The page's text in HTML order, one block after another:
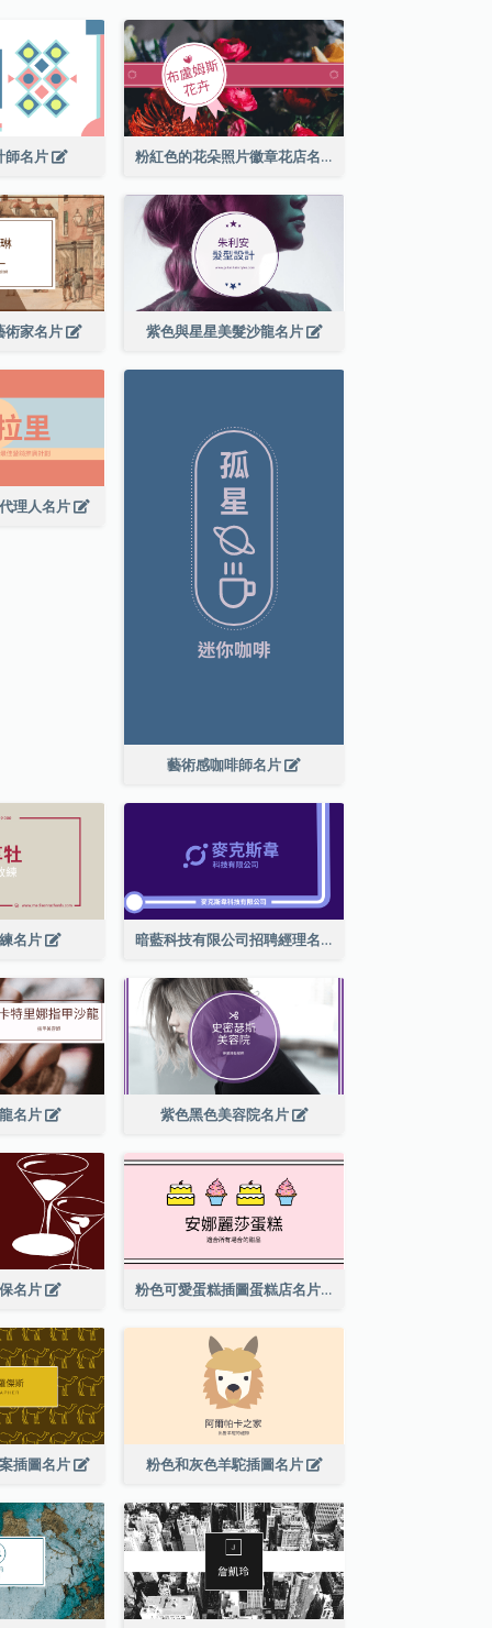
師名片 粉紅色的花朵照片徽章花店名片
術家名片 紫色與星星美髮沙龍名片
理人名片
藝術感咖啡師名片
名片 暗藍科技有限公司招聘經理名片
名片 紫色黑色美容院名片
名片 粉色可愛蛋糕插圖蛋糕店名片
插圖名片 粉色和灰色羊駝插圖名片